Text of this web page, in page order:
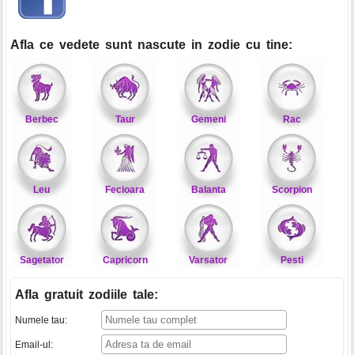
Afla ce vedete sunt nascute in zodie cu tine:
Berbec Taur Gemeni Rac
Leu Fecioara Balanta Scorpion
Sagetator Capricorn Varsator Pesti
Afla gratuit zodiile tale:
Numele tau:
Email-ul: